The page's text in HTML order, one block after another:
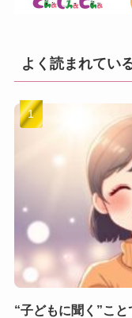
よく読まれてい
“子どもに聞く”こ